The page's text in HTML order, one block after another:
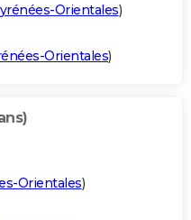
Orientales)
Orientales)
Orientales)